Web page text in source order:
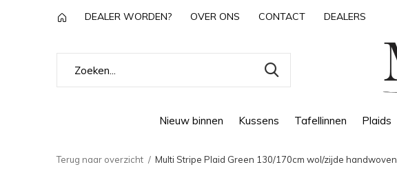
Nieuw binnen Kussens Tafellinnen Plaids
DEALER WORDEN? OVER ONS CONTACT DEALERS
Terug naar overzicht Multi Stripe Plaid Green 130/170cm wol/zijde handwoven